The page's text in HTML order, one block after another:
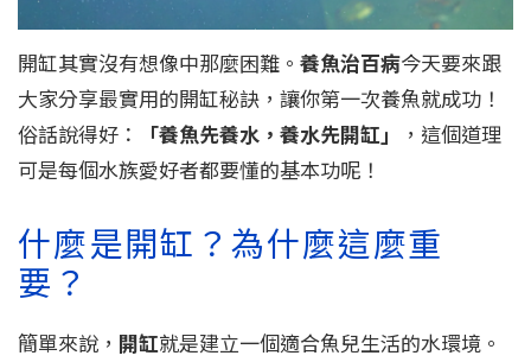
開缸其實沒有想像中那麼困難。 養魚治百病今天要來跟
大家分享最實用的開缸秘訣，讓你第一次養魚就成功！
俗話說得好：
「養魚先養水，養水先開缸」
，這個道理
可是每個水族愛好者都要懂的基本功呢！
什麼是開缸？為什麼這麼重
要？
簡單來說， 開缸就是建立一個適合魚兒生活的水環境。